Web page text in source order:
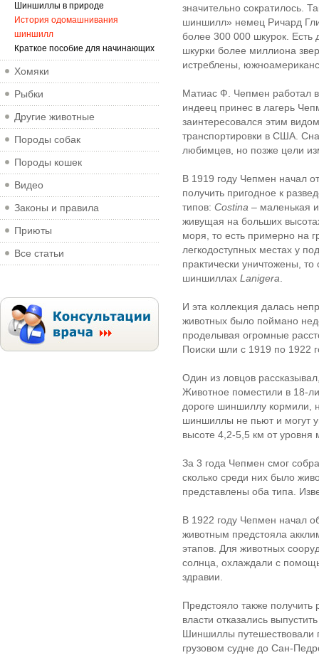
Шиншиллы в природе
История одомашнивания
шиншилл
Краткое пособие для начинающих
Хомяки
Рыбки
Другие животные
Породы собак
Породы кошек
Видео
Законы и правила
Приюты
Все статьи
значительно сократилось.
шиншилл» немец Ричард
более 300 000 шкурок.
шкурки более миллиона
истреблены,
Матиас Ф. Чепмен работал
индеец принес в лагерь
заинтересовался этим
транспортировки в США.
любимцев, но позже цели
В 1919 году Чепмен начал
получить пригодное к
типов: Сostina – маленькая
живущая на больших
моря, то есть примерно на
легкодоступных местах у
практически уничтожены,
шиншиллах Lanigera
И эта коллекция далась
животных было поймано
проделывая огромные
Поиски шли с 1919 по 1922
Один из ловцов
Животное поместили в 18-
дороге шиншиллу кормили,
шиншиллы не пьют и могут
высоте 4,2-5,5 км от уровня
За 3 года Чепмен смог
сколько среди них было
представлены оба типа.
В 1922 году Чепмен начал
животным предстояла
этапов. Для животных
солнца, охлаждали с
здравии.
Предстояло также
власти отказались
Шиншиллы путешествовали
грузовом судне до Сан-